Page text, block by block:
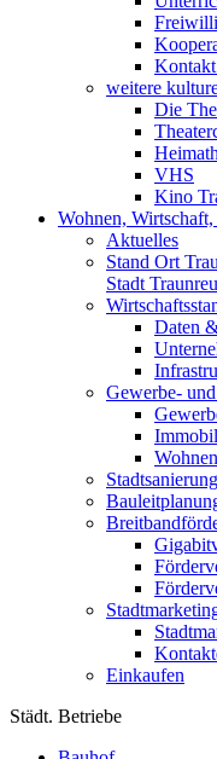
Kontakt
weitere
Die
VHS
Kino
Wohnen, Wirtschaft,
Aktuelles
Stand Ort
Stadt
Daten
Gewerbe-
Einkaufen
Städt. Betriebe